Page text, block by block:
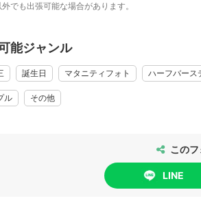
でも出張可能な場合があります。
能ジャンル
誕生日 マタニティフォト ハーフバース
ル その他
この
LINE